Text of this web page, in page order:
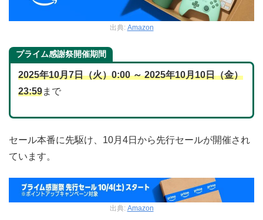
出典: Amazon
プライム感謝祭開催期間
2025年10月7日（火）0:00 ～ 2025年10月10日（金）
23:59まで
セール本番に先駆け、10月4日から先行セールが開催され
ています。
出典: Amazon